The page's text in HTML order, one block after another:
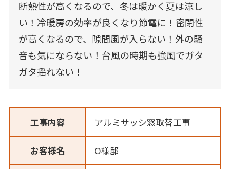
断熱性が高くなるので、冬は暖かく夏は涼し
い！冷暖房の効率が良くなり節電に！密閉性
が高くなるので、隙間風が入らない！外の騒
音も気にならない！台風の時期も強風でガタ
ガタ揺れない！
工事内容 アルミサッシ窓取替工事
お客様名 O様邸